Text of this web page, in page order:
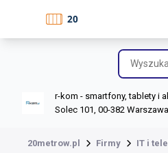
r-kom - smartfony, tablety i
Solec 101, 00-382
20metrow.pl Firmy IT i